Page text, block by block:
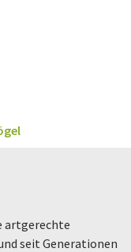
artgerechte
seit Generationen